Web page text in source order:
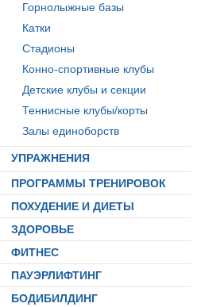
Горнолыжные базы
Катки
Стадионы
Конно-спортивные клубы
Детские клубы и секции
Теннисные клубы/корты
Залы единоборств
УПРАЖНЕНИЯ
ПРОГРАММЫ ТРЕНИРОВОК
ПОХУДЕНИЕ И ДИЕТЫ
ЗДОРОВЬЕ
ФИТНЕС
ПАУЭРЛИФТИНГ
БОДИБИЛДИНГ